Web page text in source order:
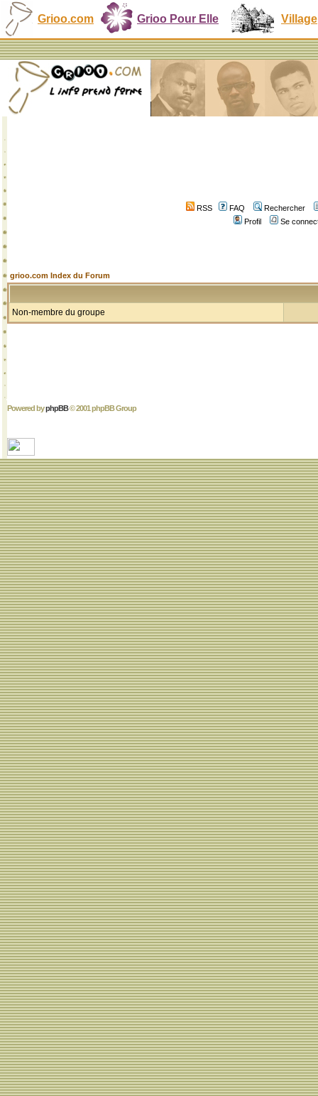
Grioo.com Grioo Pour Elle Village
RSS FAQ
Rechercher
Profil
Se
grioo.com Index du Forum
Non-membre du groupe
Powered byphpBB© 2001 phpBB Group